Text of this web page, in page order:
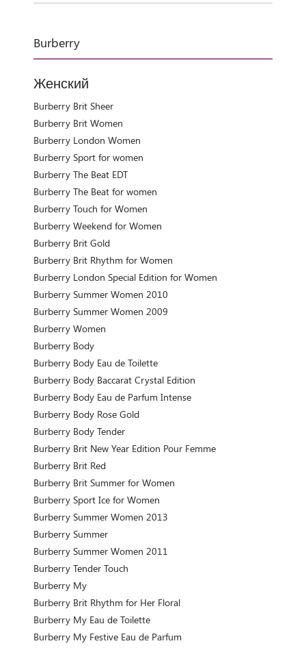
Burberry
Женский
Burberry Brit Sheer
Burberry Brit Women
Burberry London Women
Burberry Sport for women
Burberry The Beat EDT
Burberry The Beat for women
Burberry Touch for Women
Burberry Weekend for Women
Burberry Brit Gold
Burberry Brit Rhythm for Women
Burberry London Special Edition for Women
Burberry Summer Women 2010
Burberry Summer Women 2009
Burberry Women
Burberry Body
Burberry Body Eau de Toilette
Burberry Body Baccarat Crystal Edition
Burberry Body Eau de Parfum Intense
Burberry Body Rose Gold
Burberry Body Tender
Burberry Brit New Year Edition Pour Femme
Burberry Brit Red
Burberry Brit Summer for Women
Burberry Sport Ice for Women
Burberry Summer Women 2013
Burberry Summer
Burberry Summer Women 2011
Burberry Tender Touch
Burberry My
Burberry Brit Rhythm for Her Floral
Burberry My Eau de Toilette
Burberry My Festive Eau de Parfum